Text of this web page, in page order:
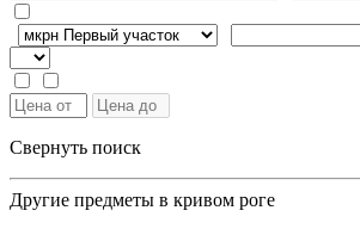
Свернуть поиск
Другие предметы в кривом роге